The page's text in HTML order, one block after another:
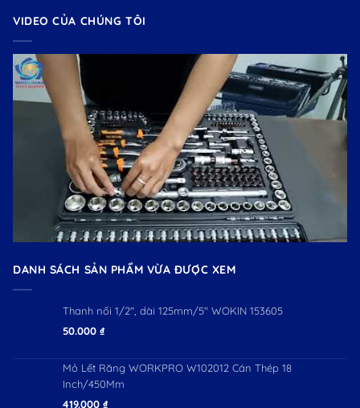
VIDEO CỦA CHÚNG TÔI
DANH SÁCH SẢN PHẨM VỪA ĐƯỢC XEM
Thanh nối 1/2", dài 125mm/5" WOKIN 153605
50.000 ₫
Mỏ Lết Răng WORKPRO W102012 Cán Thép 18
Inch/450Mm
419.000 ₫